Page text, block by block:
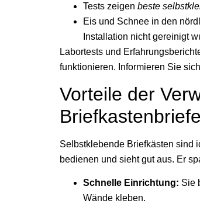
Tests zeigen beste
Eis und Schnee in den
Installation nicht gereinigt
Labortests und
funktionieren. Informieren Sie
Vorteile der
Selbstklebende Briefkästen sind
bedienen und sieht gut aus. Er
Schnelle Einrichtung: Sie
Wände kleben.